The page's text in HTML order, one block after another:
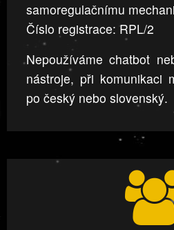
samoregulačnímu
Číslo registrace: RPL/2
Nepoužíváme chatbot
nástroje, při komunikaci
po český nebo slovenský.